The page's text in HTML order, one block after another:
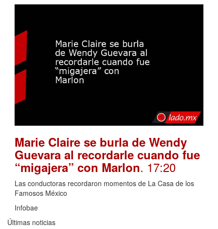
Marie Claire se burla de Wendy
Guevara al recordarle cuando fue
“migajera” con Marlon. 17:20
Las conductoras recordaron momentos de La Casa de los
Famosos México
Infobae
Últimas noticias